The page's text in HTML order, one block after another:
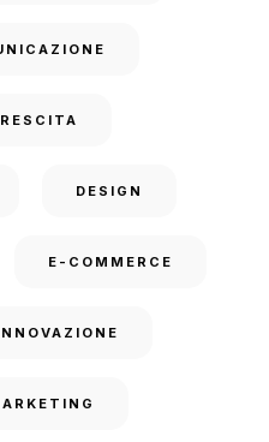
DESIGN
E-COMMERCE